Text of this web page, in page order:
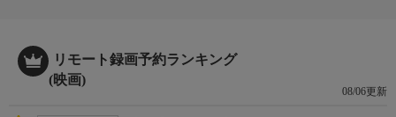
リモート録画予約ランキング
(映画)
08/06更新